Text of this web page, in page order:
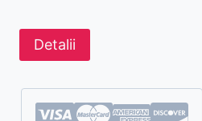
Detalii